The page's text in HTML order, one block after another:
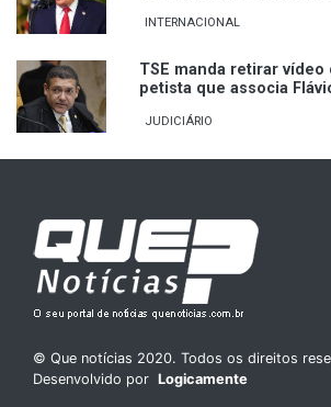
INTERNACIONAL
TSE manda retirar
petista que associa
JUDICIÁRIO
© Que notícias 2020. Todos os direitos
Desenvolvido por Logicamente